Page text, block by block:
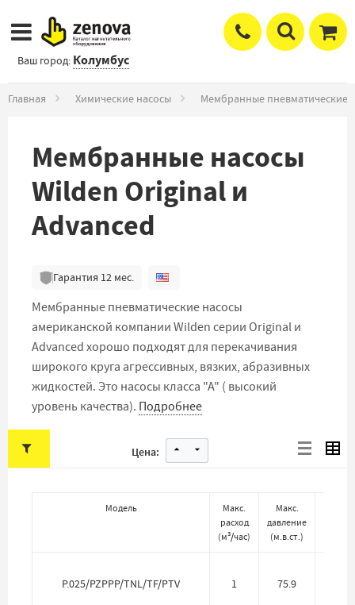
Ваш город: Колумбус
Главная Химические насосы Мембранные пневматические
Мембранные насосы
Wilden Original и
Advanced
Гарантия 12мес.
Мембранные пневматические насосы
американской компании Wilden серии Original и
Advanced хорошо подходят для перекачивания
широкого круга агрессивных, вязких, абразивных
жидкостей. Это насосы класса "А" ( высокий
уровень качества). Подробнее
Цена:
Модель
Макс.
расход
(м³/час)
Макс.
давление
(м.в.ст.)
P.025/PZPPP/TNL/TF/PTV 1 75.9